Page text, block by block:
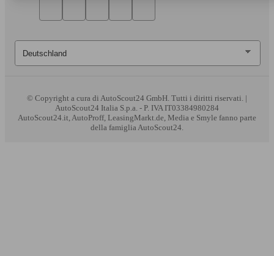
© Copyright a cura di AutoScout24 GmbH. Tutti i diritti riservati. |
AutoScout24 Italia S.p.a. - P. IVA IT03384980284
AutoScout24.it, AutoProff, LeasingMarkt.de, Media e Smyle fanno parte
della famiglia AutoScout24.